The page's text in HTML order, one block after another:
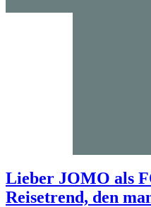
Lieber JOMO als
Reisetrend, den